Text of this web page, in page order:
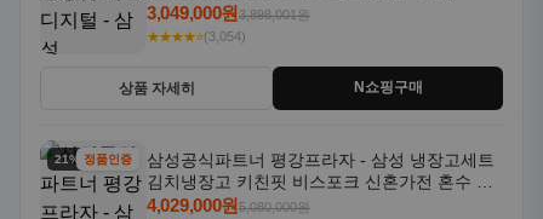
24kg+20kg 세제자동투입 1등급
3,049,000원3,898,001원
★★★★⭐(3,054)
상품 자세히 N쇼핑구매
21% 할인정품인증
삼성공식파트너 평강프라자 - 삼성 냉장고세트
김치냉장고 키친핏 비스포크 신혼가전 혼수 입
주가전 빌트인 화이트
4,029,000원5,080,000원